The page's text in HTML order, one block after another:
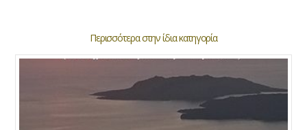
Περισσότερα στην ίδια κατηγορία